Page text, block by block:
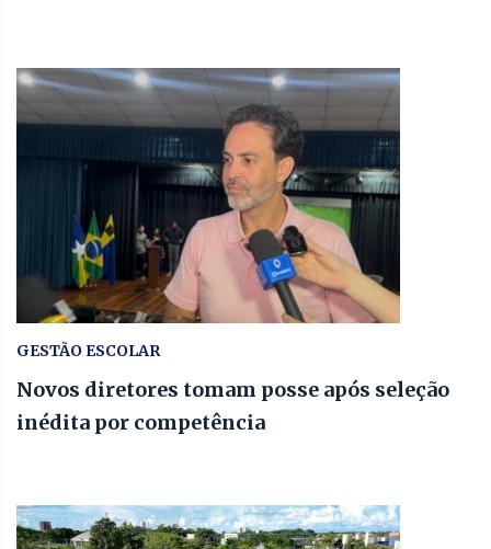
GESTÃO ESCOLAR
Novos diretores tomam posse após seleção
inédita por competência